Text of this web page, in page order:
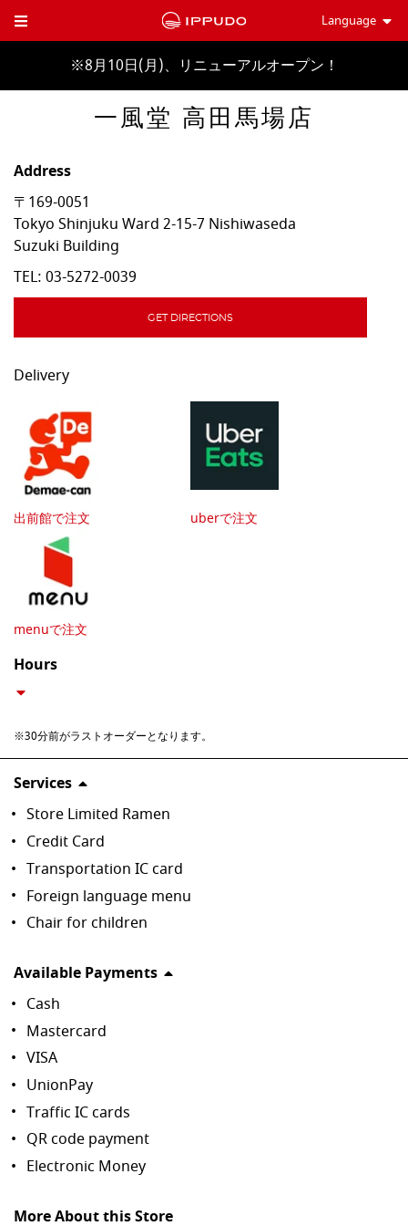
Toggle Header Menu Language
※8月10日(月)、リニューアルオープン！
一風堂 高田馬場店
Address
〒169-0051
Tokyo Shinjuku Ward 2-15-7 Nishiwaseda
Suzuki Building
TEL: 03-5272-0039
GET DIRECTIONS
Delivery
出前館で注文 uberで注文
menuで注文
Hours
※30分前がラストオーダーとなります。
Services
Store Limited Ramen
Credit Card
Transportation IC card
Foreign language menu
Chair for children
Available Payments
Cash
Mastercard
VISA
UnionPay
Traffic IC cards
QR code payment
Electronic Money
More About this Store